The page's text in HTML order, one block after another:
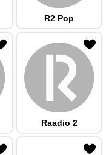
R2 Pop
Raadio 2